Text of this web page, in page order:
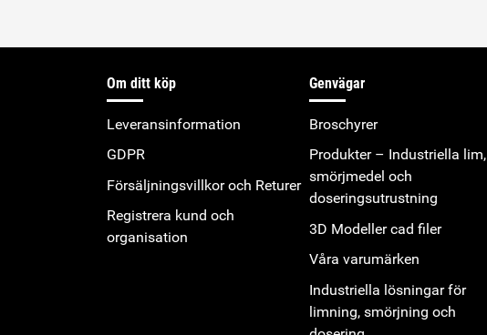
Om ditt köp
Leveransinformation
GDPR
Försäljningsvillkor och Returer
Registrera kund och
organisation
Genvägar
Broschyrer
Produkter – Industriella lim,
smörjmedel och
doseringsutrustning
3D Modeller cad filer
Våra varumärken
Industriella lösningar för
limning, smörjning och